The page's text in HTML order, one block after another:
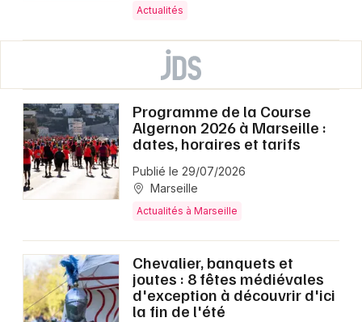
Actualités
Programme de la Course
Algernon 2026 à Marseille :
dates, horaires et tarifs
Publié le 29/07/2026
Marseille
Actualités à Marseille
Chevalier, banquets et
joutes : 8 fêtes médiévales
d'exception à découvrir d'ici
la fin de l'été